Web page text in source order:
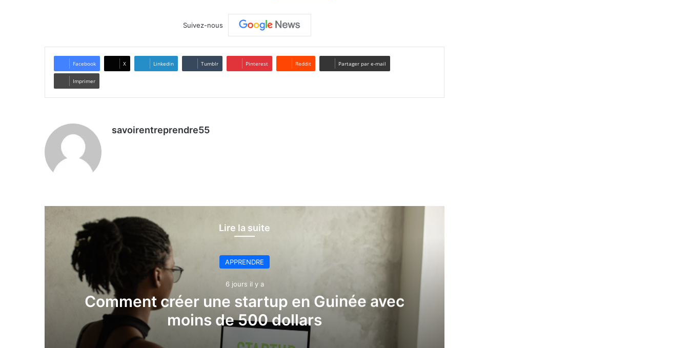
Suivez-nous
Facebook X Linkedin Tumblr Pinterest Reddit Partager par e-mail
Imprimer
savoirentreprendre55
Lire la suite
APPRENDRE
6 jours il y a
Comment créer une startup en Guinée avec
moins de 500 dollars